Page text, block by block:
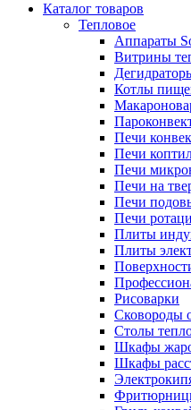
Каталог товаров
Тепловое
Аппараты
Витрины
Котлы
Печи
Печи
Печи
Печи на
Печи
Печи
Плиты
Плиты
Рисоварки
Сковороды
Столы
Шкафы
Шкафы